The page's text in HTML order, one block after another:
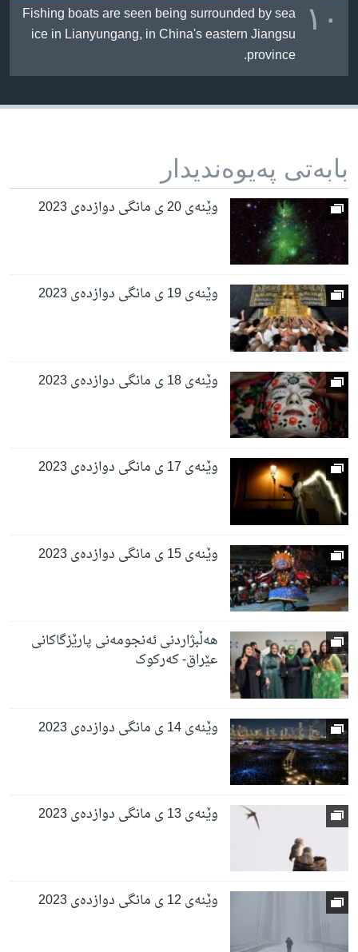
١٠ Fishing boats are seen being surrounded by sea
ice in Lianyungang, in China's eastern Jiangsu
province.
بابه‌تی په‌یوه‌ندیدار
وێنەی 20 ی مانگی دوازدەی 2023
وێنەی 19 ی مانگی دوازدەی 2023
وێنەی 18 ی مانگی دوازدەی 2023
وێنەی 17 ی مانگی دوازدەی 2023
وێنەی 15 ی مانگی دوازدەی 2023
هەڵبژاردنی ئەنجومەنی پارێزگاکانی
عێراق- کەرکوک
وێنەی 14 ی مانگی دوازدەی 2023
وێنەی 13 ی مانگی دوازدەی 2023
وێنەی 12 ی مانگی دوازدەی 2023